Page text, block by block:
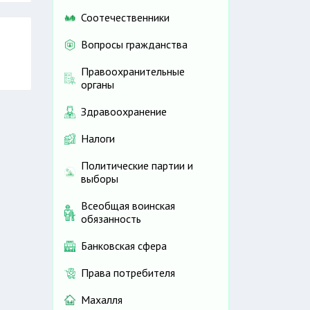
Соотечественники
Вопросы гражданства
Правоохранительные
органы
Здравоохранение
Налоги
Политические партии и
выборы
Всеобщая воинская
обязанность
Банковская сфера
Права потребителя
Махалля